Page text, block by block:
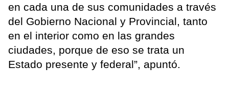
en cada una de sus comunidades a través
del Gobierno Nacional y Provincial, tanto
en el interior como en las grandes
ciudades, porque de eso se trata un
Estado presente y federal”, apuntó.